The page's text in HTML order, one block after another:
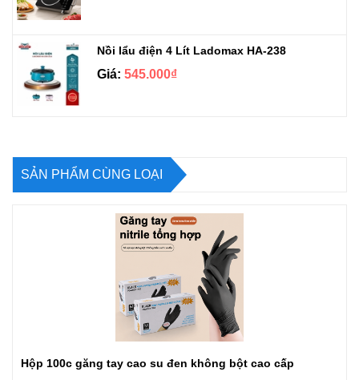
Nồi lẩu điện 4 Lít Ladomax HA-238
Giá: 545.000₫
SẢN PHẨM CÙNG LOẠI
Hộp 100c găng tay cao su đen không bột cao cấp